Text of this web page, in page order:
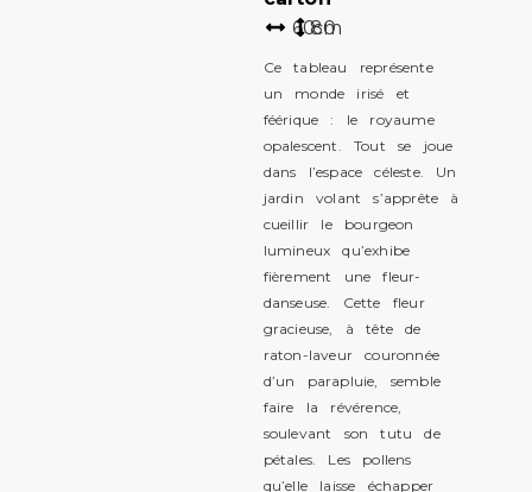
6080
cm
Ce tableau représente
un monde irisé et
féérique : le royaume
opalescent. Tout se joue
dans l’espace céleste. Un
jardin volant s’apprête à
cueillir le bourgeon
lumineux qu’exhibe
fièrement une fleur-
danseuse. Cette fleur
gracieuse, à tête de
raton-laveur couronnée
d’un parapluie, semble
faire la révérence,
soulevant son tutu de
pétales. Les pollens
qu’elle laisse échapper